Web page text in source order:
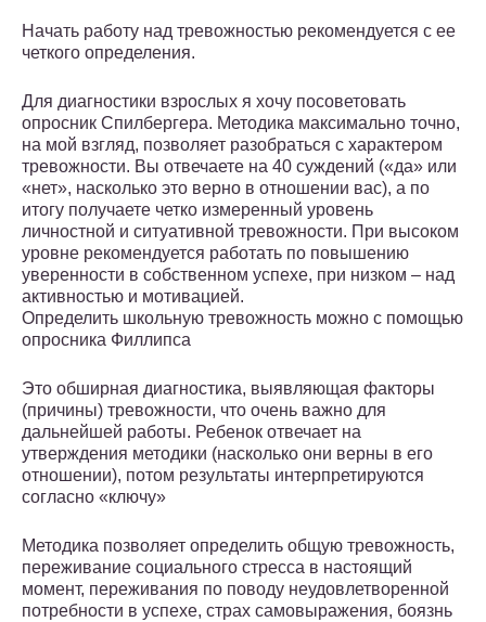
Начать работу над тревожностью рекомендуется с ее
четкого определения.
Для диагностики взрослых я хочу посоветовать
опросник Спилбергера. Методика максимально точно,
на мой взгляд, позволяет разобраться с характером
тревожности. Вы отвечаете на 40 суждений («да» или
«нет», насколько это верно в отношении вас), а по
итогу получаете четко измеренный уровень
личностной и ситуативной тревожности. При высоком
уровне рекомендуется работать по повышению
уверенности в собственном успехе, при низком – над
активностью и мотивацией.
Определить школьную тревожность можно с помощью
опросника Филлипса
Это обширная диагностика, выявляющая факторы
(причины) тревожности, что очень важно для
дальнейшей работы. Ребенок отвечает на
утверждения методики (насколько они верны в его
отношении), потом результаты интерпретируются
согласно «ключу»
Методика позволяет определить общую тревожность,
переживание социального стресса в настоящий
момент, переживания по поводу неудовлетворенной
потребности в успехе, страх самовыражения, боязнь